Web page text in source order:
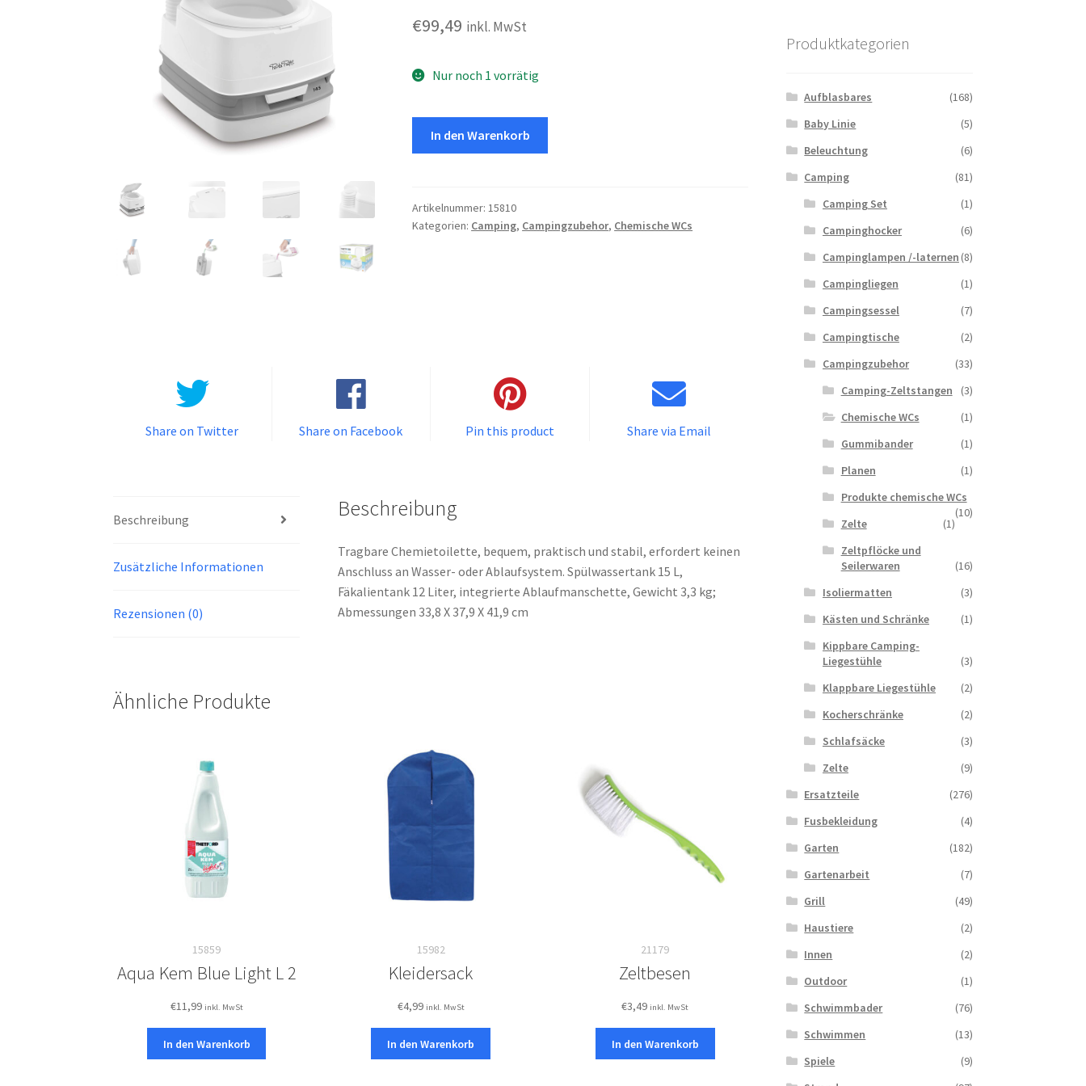
€99,49 inkl. MwSt
Nur noch 1 vorrätig
In den Warenkorb
Artikelnummer:15810
Kategorien: Camping, Campingzubehor, Chemische WCs
Share on Twitter Share on Facebook Pin this product Share via Email
Beschreibung
Zusätzliche Informationen
Rezensionen (0)
Beschreibung
Tragbare Chemietoilette, bequem, praktisch und stabil, erfordert keinen
Anschluss an Wasser- oder Ablaufsystem. Spülwassertank 15 L,
Fäkalientank 12 Liter, integrierte Ablaufmanschette, Gewicht 3,3 kg;
Abmessungen 33,8 X 37,9 X 41,9 cm
Ähnliche Produkte
15859
Aqua Kem Blue Light L 2
€11,99 inkl. MwSt
In den Warenkorb
15982
Kleidersack
€4,99 inkl. MwSt
In den Warenkorb
21179
Zeltbesen
€3,49 inkl. MwSt
In den Warenkorb
Produktkategorien
Aufblasbares
(168)
Baby Linie
(5)
Beleuchtung
(6)
Camping
(81)
Camping Set
(1)
Campinghocker
(6)
Campinglampen /-laternen (8)
Campingliegen
(1)
Campingsessel
(7)
Campingtische
(2)
Campingzubehor
(33)
Camping-Zeltstangen
(3)
Chemische WCs
(1)
Gummibander
(1)
Planen
(1)
Produkte chemische WCs
(10)
Zelte
(1)
Zeltpflöcke und
Seilerwaren
(16)
Isoliermatten
(3)
Kästen und Schränke
(1)
Kippbare Camping-
Liegestühle
(3)
Klappbare Liegestühle
(2)
Kocherschränke
(2)
Schlafsäcke
(3)
Zelte
(9)
Ersatzteile
(276)
Fusbekleidung
(4)
Garten
(182)
Gartenarbeit
(7)
Grill
(49)
Haustiere
(2)
Innen
(2)
Outdoor
(1)
Schwimmbader
(76)
Schwimmen
(13)
Spiele
(9)